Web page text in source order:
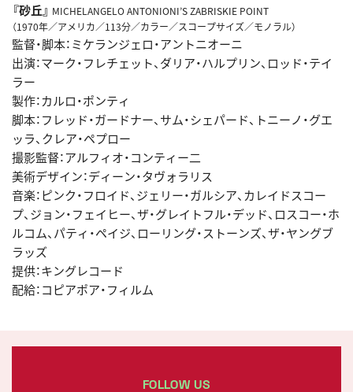
『砂丘』 MICHELANGELO ANTONIONI’S ZABRISKIE POINT
（1970年／アメリカ／113分／カラー／スコープサイズ／モノラル）
監督・脚本：ミケランジェロ・アントニオーニ
出演：マーク・フレチェット、ダリア・ハルプリン、ロッド・テイ
ラー
製作：カルロ・ポンティ
脚本：フレッド・ガードナー、サム・シェパード、トニーノ・グエ
ッラ、クレア・ペプロー
撮影監督：アルフィオ・コンティー二
美術デザイン：ディーン・タヴォラリス
音楽：ピンク・フロイド、ジェリー・ガルシア、カレイドスコー
プ、ジョン・フェイヒー、ザ・グレイトフル・デッド、ロスコー・ホ
ルコム、パティ・ペイジ、ローリング・ストーンズ、ザ・ヤングブ
ラッズ
提供：キングレコード
配給：コピアポア・フィルム
FOLLOW US